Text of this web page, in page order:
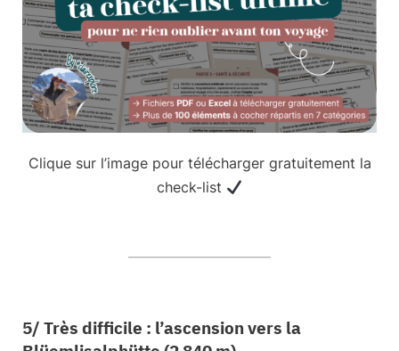
Clique sur l’image pour télécharger gratuitement la
check-list
5/ Très difficile : l’ascension vers la